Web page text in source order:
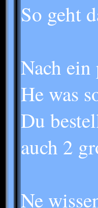
So geht
Nach
He was
Du
auch 2
Ne